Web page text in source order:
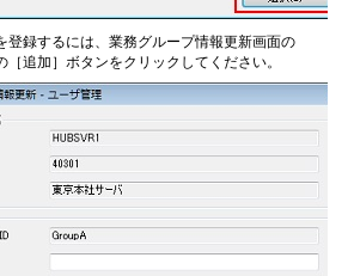
登録するには、業務グループ情報更新画面の
［追加］ボタンをクリックしてください。